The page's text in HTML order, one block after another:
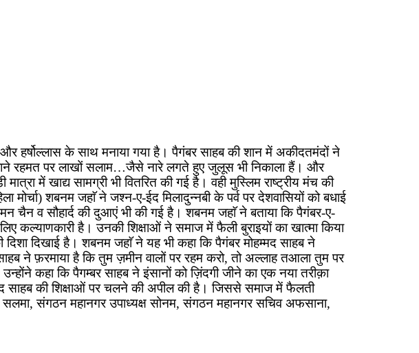
और हर्षोल्लास के साथ मनाया गया है। पैगंबर साहब की शान में अकीदतमंदों ने
रहमत पर लाखों सलाम…जैसे नारे लगते हुए जुलूस भी निकाला हैं। और
में खाद्य सामग्री भी वितरित की गई है। वही मुस्लिम राष्ट्रीय मंच की
मोर्चा) शबनम जहाॅ ने जश्न-ए-ईद मिलादुन्नबी के पर्व पर देशवासियों को बधाई
चैन व सौहार्द की दुआएं भी की गई है। शबनम जहाॅ ने बताया कि पैगंबर-ए-
कल्याणकारी है। उनकी शिक्षाओं ने समाज में फैली बुराइयों का खात्मा किया
दिखाई है। शबनम जहाॅ ने यह भी कहा कि पैगंबर मोहम्मद साहब ने
ने फ़रमाया है कि तुम ज़मीन वालों पर रहम करो, तो अल्लाह तआला तुम पर
कहा कि पैगम्बर साहब ने इंसानों को ज़िंदगी जीने का एक नया तरीक़ा
साहब की शिक्षाओं पर चलने की अपील की है। जिससे समाज में फैलती
संगठन महानगर उपाध्यक्ष सोनम, संगठन महानगर सचिव अफसाना,